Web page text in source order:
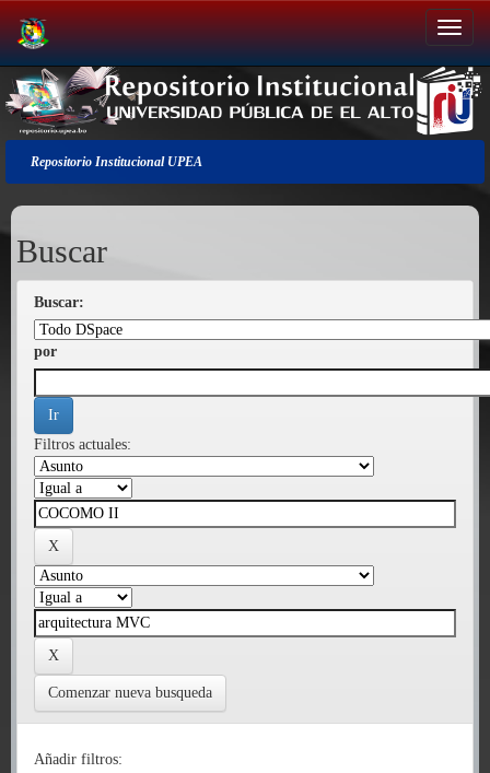
Salir
de
la
navegación
Repositorio Institucional UPEA
Buscar
Buscar:
por
Filtros actuales:
Comenzar nueva busqueda
Añadir filtros: